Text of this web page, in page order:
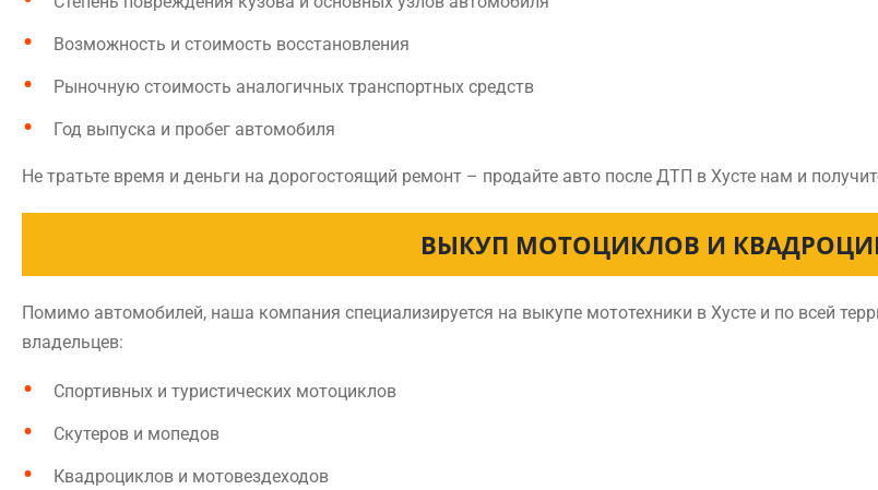
Возможность и стоимость восстановления
Рыночную стоимость аналогичных транспортных средств
Год выпуска и пробег автомобиля
Не тратьте время и деньги на дорогостоящий ремонт – продайте авто после ДТП в Хусте нам и
ВЫКУП МОТОЦИКЛОВ И
Помимо автомобилей, наша компания специализируется на выкупе мототехники в Хусте и по всей
владельцев:
Спортивных и туристических мотоциклов
Скутеров и мопедов
Квадроциклов и мотовездеходов